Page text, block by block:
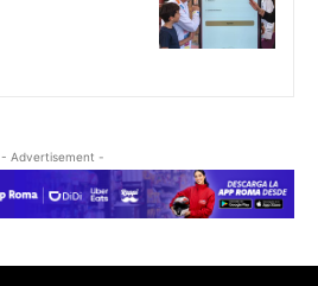
- Advertisement -